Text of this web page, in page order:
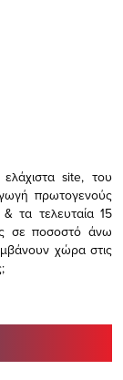
ελάχισταsite, του
πρωτογενούς
τα τελευταία 15
σε ποσοστό άνω
χώρα στις